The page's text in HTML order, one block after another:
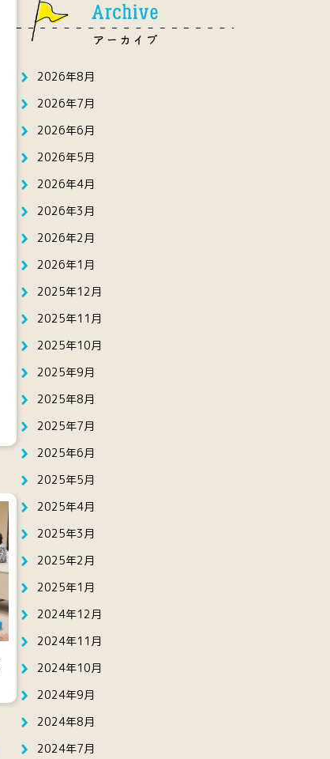
2026年8月
2026年7月
2026年6月
2026年5月
2026年4月
2026年3月
2026年2月
2026年1月
2025年12月
2025年11月
2025年10月
2025年9月
2025年8月
2025年7月
2025年6月
2025年5月
2025年4月
2025年3月
2025年2月
2025年1月
2024年12月
2024年11月
2024年10月
2024年9月
2024年8月
2024年7月